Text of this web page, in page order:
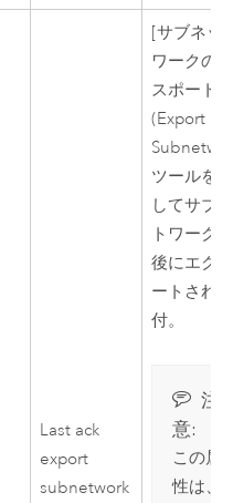
Last ack
export
subnetwork
[サブネッ
ワークの
スポート
(Export
ツールを
してサブ
トワーク
後にエク
ートされ
付。
注
意:
この属
性は、